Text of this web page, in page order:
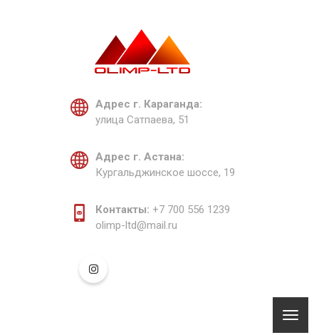
Адрес г. Караганда:
улица Сатпаева, 51
Адрес г. Астана:
Кургальджинское шоссе, 19
Контакты: +7 700 556 1239
olimp-ltd@mail.ru